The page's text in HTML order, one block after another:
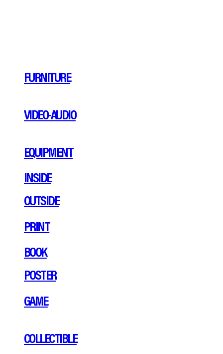
FURNITURE
VIDEO-AUDIO
EQUIPMENT
INSIDE
OUTSIDE
PRINT
BOOK
POSTER
GAME
COLLECTIBLE